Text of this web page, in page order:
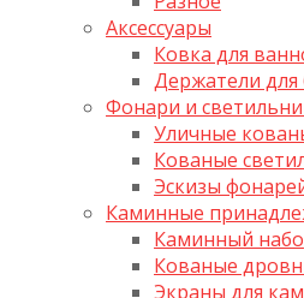
Аксессуары
Ковка для
Держатели для
Фонари и
Уличные
Кованые
Эскизы
Каминные
Каминный
Кованые
Экраны для